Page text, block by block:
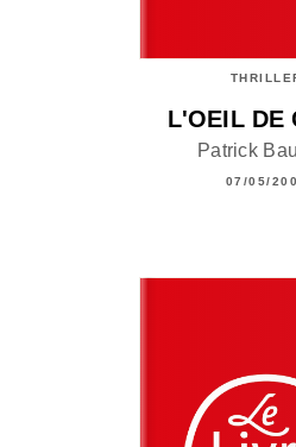
L'OEIL DE
Patrick
07/05/